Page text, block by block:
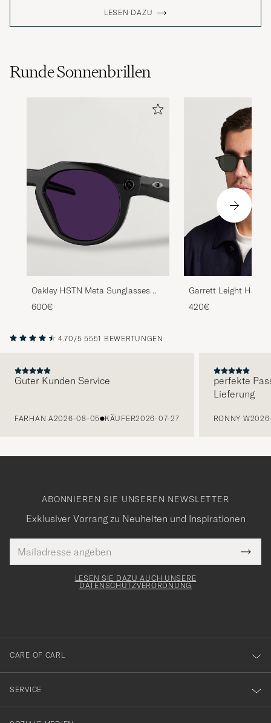
LESEN DAZU
Runde Sonnenbrillen
Oakley HSTN Meta Sunglasses
Black
600€
Garrett Leight
Sunglasses Black
420€
4.70/5 5551 BEWERTUNGEN
Guter Kunden Service
FARHAN A2026-08-05 KÄUFER2026-07-27
perfekte
Lieferung
RONNY W
ABONNIEREN SIE UNSEREN NEWSLETTER
Exklusiver Vorrang zu Neuheiten und Inspirationen
Mail
Adresse
Tack
för
dig
till
vårt
nyhetsbrev!
LESEN SIE DAZU AUCH UNSERE
DATENSCHUTZVERORDNUNG
CARE OF CARL
SERVICE